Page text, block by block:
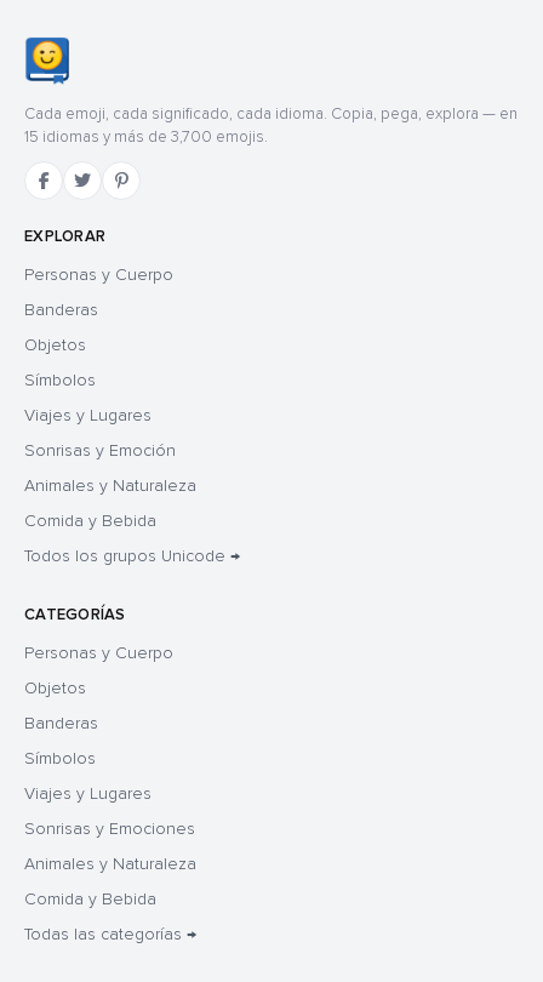
Cada emoji, cada significado, cada idioma. Copia, pega, explora — en
15 idiomas y más de 3,700 emojis.
EXPLORAR
Personas y Cuerpo
Banderas
Objetos
Símbolos
Viajes y Lugares
Sonrisas y Emoción
Animales y Naturaleza
Comida y Bebida
Todos los grupos Unicode →
CATEGORÍAS
Personas y Cuerpo
Objetos
Banderas
Símbolos
Viajes y Lugares
Sonrisas y Emociones
Animales y Naturaleza
Comida y Bebida
Todas las categorías →